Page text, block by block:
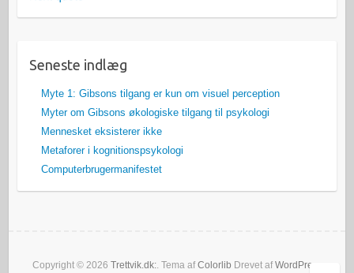
Seneste indlæg
Myte 1: Gibsons tilgang er kun om visuel perception
Myter om Gibsons økologiske tilgang til psykologi
Mennesket eksisterer ikke
Metaforer i kognitionspsykologi
Computerbrugermanifestet
Copyright © 2026 Trettvik.dk:. Tema afColorlib Drevet afWordPress